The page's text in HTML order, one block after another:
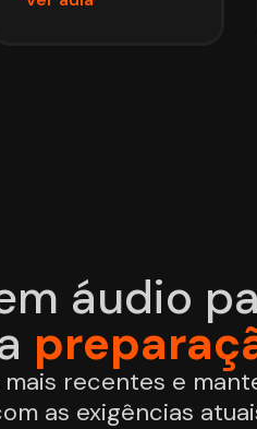
áudio
recentes e
as exigências